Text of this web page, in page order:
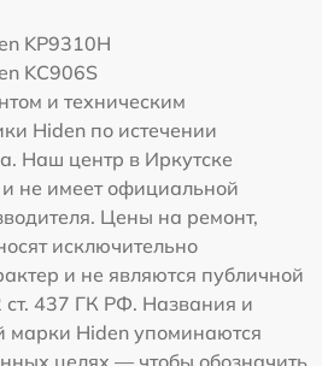
KP9310H
KC906S
и техническим
Hiden по истечении
Наш центр в Иркутске
не имеет официальной
Цены на ремонт,
исключительно
и не являются публичной
ст. 437 ГК РФ. Названия и
марки Hiden упоминаются